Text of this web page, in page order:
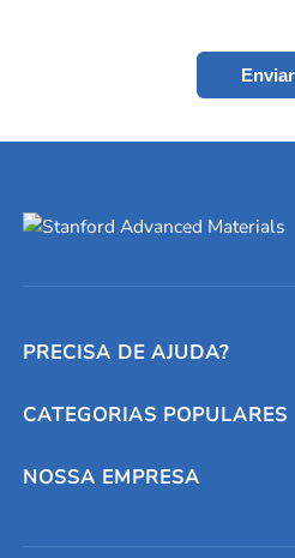
Enviar
PRECISA DE AJUDA?
Conversores e calculadoras
Entre em contato conosco
CATEGORIAS POPULARES
Metais refratários
NOSSA EMPRESA